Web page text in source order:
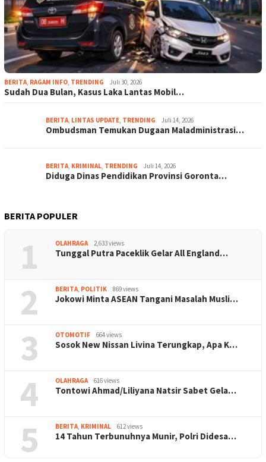
BERITA, RAGAM INFO, TRENDING Juli 30, 2026
Sudah Dua Bulan, Kasus Laka Lantas Mobil…
BERITA, LINTAS UPDATE, TRENDING Juli 14, 2026
Ombudsman Temukan Dugaan Maladministrasi…
BERITA, KRIMINAL, TRENDING Juli 14, 2026
Diduga Dinas Pendidikan Provinsi Goronta…
BERITA POPULER
1 OLAHRAGA 2,633 views
Tunggal Putra Paceklik Gelar All England…
2 BERITA, POLITIK 869 views
Jokowi Minta ASEAN Tangani Masalah Musli…
3 OTOMOTIF 664 views
Sosok New Nissan Livina Terungkap, Apa K…
4 OLAHRAGA 616 views
Tontowi Ahmad/Liliyana Natsir Sabet Gela…
5 BERITA, KRIMINAL 612 views
14 Tahun Terbunuhnya Munir, Polri Didesa…